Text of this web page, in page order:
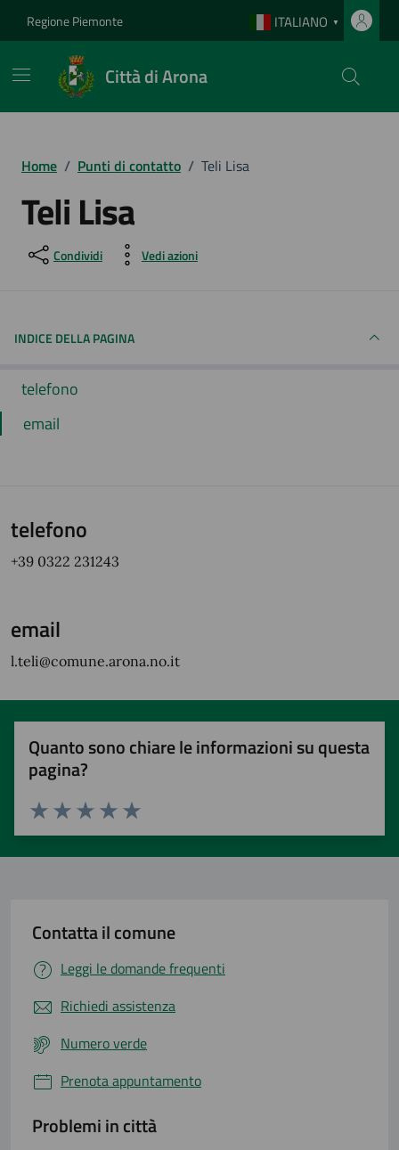
Regione Piemonte ITALIANO ▼
Città di Arona
Home / Punti di contatto / Teli Lisa
Teli Lisa
Condividi Vedi azioni
INDICE DELLA PAGINA
telefono
email
telefono
+39 0322 231243
email
l.teli@comune.arona.no.it
Quanto sono chiare le informazioni su questa
pagina?
Valuta 5 stelle su 5
Valuta 4 stelle su 5
Valuta 3 stelle su 5
Valuta 2 stelle su 5
Valuta 1 stelle su 5
Contatta il comune
Leggi le domande frequenti
Richiedi assistenza
Numero verde
Prenota appuntamento
Problemi in città